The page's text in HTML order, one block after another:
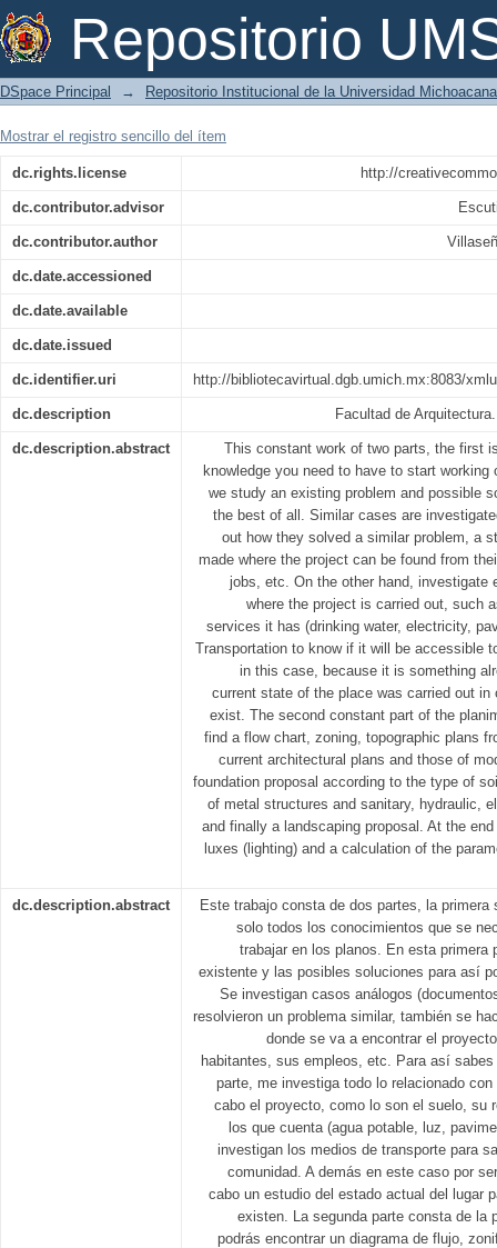
Repositorio
Modernización de la unidad deportiva
DSpace Principal → Repositorio Institucional de la Universidad
Mostrar el registro sencillo del ítem
dc.rights.license http://
dc.contributor.advisor
dc.contributor.author
dc.date.accessioned
dc.date.available
dc.date.issued
dc.identifier.uri http://bibliotecavirtual.dgb.umich.mx:8083/
dc.description Facultad de
dc.description.abstract
This constant work of two parts, the first
knowledge you need to have to start
we study an existing problem and possible
the best of all. Similar cases are
out how they solved a similar problem, a
made where the project can be found from
jobs, etc. On the other hand, investigate
where the project is carried out, such
services it has (drinking water, electricity,
Transportation to know if it will be accessible
in this case, because it is something
current state of the place was carried out in
exist. The second constant part of the
find a flow chart, zoning, topographic plans
current architectural plans and those of
foundation proposal according to the type of
of metal structures and sanitary, hydraulic,
and finally a landscaping proposal. At the
luxes (lighting) and a calculation of the
dc.description.abstract
Este trabajo consta de dos partes, la
solo todos los conocimientos que se
trabajar en los planos. En esta primera
existente y las posibles soluciones para así
Se investigan casos análogos
resolvieron un problema similar, también se
donde se va a encontrar el
habitantes, sus empleos, etc. Para así
parte, me investiga todo lo relacionado
cabo el proyecto, como lo son el suelo, su
los que cuenta (agua potable, luz,
investigan los medios de transporte para
comunidad. A demás en este caso por
cabo un estudio del estado actual del lugar
existen. La segunda parte consta de la
podrás encontrar un diagrama de flujo,